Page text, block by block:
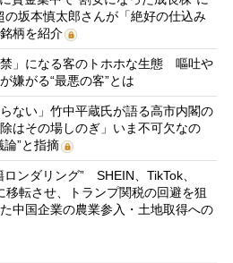
坂本慎太郎さんが「絶好の仕込み
柄を紹介
」になる客のトホホな生態 嘔吐や
嫌がる“最悪の客”とは
ない」竹中平蔵氏が語る高市内閣の
はその場しのぎ」いま不可欠なの
論”と指摘
ンダリング” SHEIN、TikTok、
転させ、トランプ関税の回避を狙
中国企業の農業参入・土地取得への